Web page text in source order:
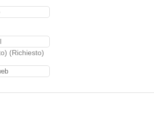
(Richiesto)